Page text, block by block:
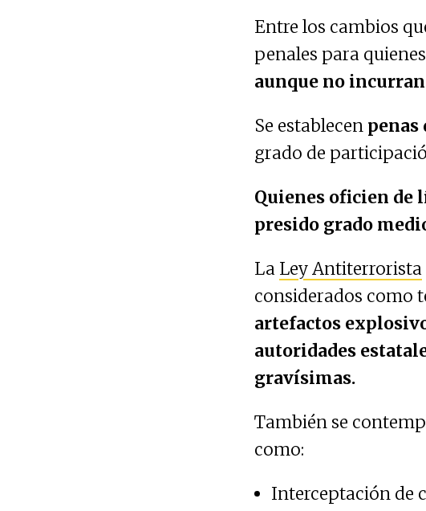
Entre los cambios
penales para
aunque no
Se establecen penas
grado de
Quienes oficien de
presido grado
La Ley Antiterrorista
considerados como
artefactos
autoridades
gravísimas.
También se
como:
Interceptación de